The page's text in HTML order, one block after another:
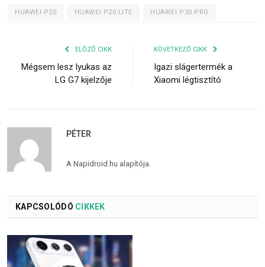
HUAWEI P20 HUAWEI P20 LITE HUAWEI P20 PRO
ELŐZŐ CIKK
Mégsem lesz lyukas az
LG G7 kijelzője
KÖVETKEZŐ CIKK
Igazi slágertermék a
Xiaomi légtisztító
PÉTER
A Napidroid.hu alapítója.
KAPCSOLÓDÓ CIKKEK